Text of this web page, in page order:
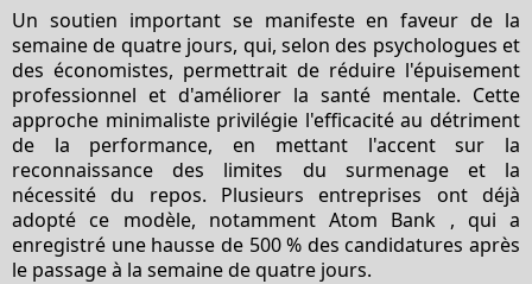
Un soutien important se manifeste en faveur de la
semaine de quatre jours, qui, selon des psychologues et
des économistes, permettrait de réduire l'épuisement
professionnel et d'améliorer la santé mentale. Cette
approche minimaliste privilégie l'efficacité au détriment
de la performance, en mettant l'accent sur la
reconnaissance des limites du surmenage et la
nécessité du repos. Plusieurs entreprises ont déjà
adopté ce modèle, notamment Atom Bank , qui a
enregistré une hausse de 500 % des candidatures après
le passage à la semaine de quatre jours.